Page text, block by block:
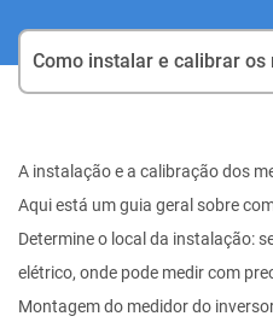
Como instalar e calibrar
A instalação e a calibração dos
Aqui está um guia geral sobre
Determine o local da instalação:
elétrico, onde pode medir com
Montagem do medidor do